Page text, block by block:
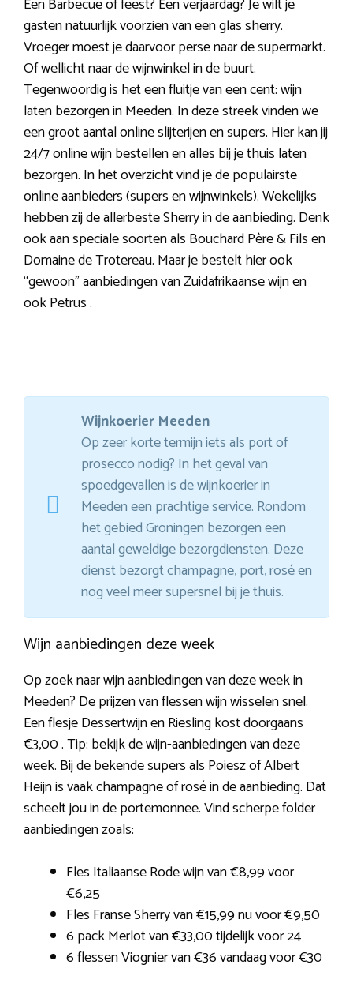
Een Barbecue of feest? Een verjaardag? Je wilt je
gasten natuurlijk voorzien van een glas sherry.
Vroeger moest je daarvoor perse naar de supermarkt.
Of wellicht naar de wijnwinkel in de buurt.
Tegenwoordig is het een fluitje van een cent: wijn
laten bezorgen in Meeden. In deze streek vinden we
een groot aantal online slijterijen en supers. Hier kan jij
24/7 online wijn bestellen en alles bij je thuis laten
bezorgen. In het overzicht vind je de populairste
online aanbieders (supers en wijnwinkels). Wekelijks
hebben zij de allerbeste Sherry in de aanbieding. Denk
ook aan speciale soorten als Bouchard Père & Fils en
Domaine de Trotereau. Maar je bestelt hier ook
“gewoon” aanbiedingen van Zuidafrikaanse wijn en
ook Petrus .
Wijnkoerier Meeden
Op zeer korte termijn iets als port of
prosecco nodig? In het geval van
spoedgevallen is de wijnkoerier in
Meeden een prachtige service. Rondom
het gebied Groningen bezorgen een
aantal geweldige bezorgdiensten. Deze
dienst bezorgt champagne, port, rosé en
nog veel meer supersnel bij je thuis.
Wijn aanbiedingen deze week
Op zoek naar wijn aanbiedingen van deze week in
Meeden? De prijzen van flessen wijn wisselen snel.
Een flesje Dessertwijn en Riesling kost doorgaans
€3,00 . Tip: bekijk de wijn-aanbiedingen van deze
week. Bij de bekende supers als Poiesz of Albert
Heijn is vaak champagne of rosé in de aanbieding. Dat
scheelt jou in de portemonnee. Vind scherpe folder
aanbiedingen zoals:
Fles Italiaanse Rode wijn van €8,99 voor
€6,25
Fles Franse Sherry van €15,99 nu voor €9,50
6 pack Merlot van €33,00 tijdelijk voor 24
6 flessen Viognier van €36 vandaag voor €30